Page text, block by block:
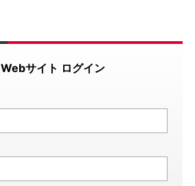
Webサイト ログイン